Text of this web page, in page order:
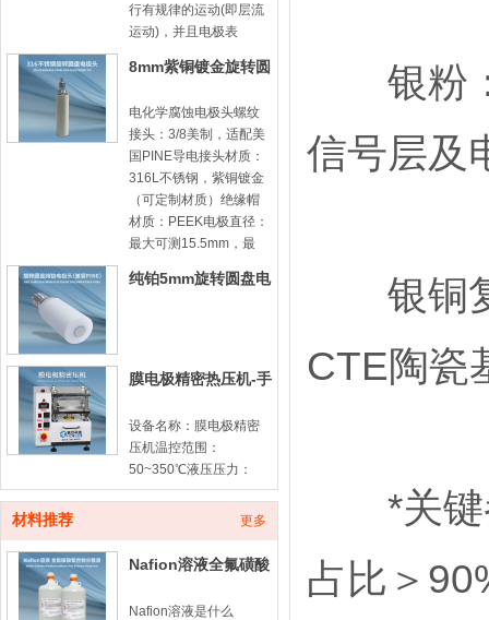
行有规律的运动(即层流
运动)，并且电极表
8mm紫铜镀金旋转圆
电化学腐蚀电极头螺纹
接头：3/8美制，适配美
国PINE导电接头材质：
316L不锈钢，紫铜镀金
（可定制材质）绝缘帽
材质：PEEK电极直径：
最大可测15.5mm，最
纯铂5mm旋转圆盘电
膜电极精密热压机-手
设备名称：膜电极精密
压机温控范围：
50~350℃液压压力：
10ton计时器：100min
子交换膜（PEM）与两
材料推荐 更多
Nafion溶液全氟磺酸
Nafion溶液是什么
银粉：
信号层及
银铜复
CTE陶瓷
*关键参
占比＞